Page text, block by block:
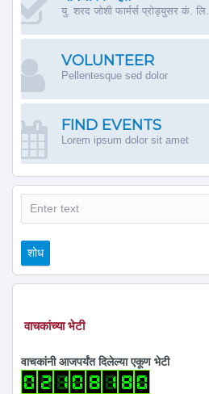
यु. शरद जोशी फार्मर्स प्रोड्युसर कं. लि.
VOLUNTEER
Pellentesque sed dolor
FIND EVENTS
Lorem ipsum dolor sit amet
शोध
शोध
वाचकांच्या भेटी
वाचकांनी आजपर्यंत दिलेल्या एकूण भेटी